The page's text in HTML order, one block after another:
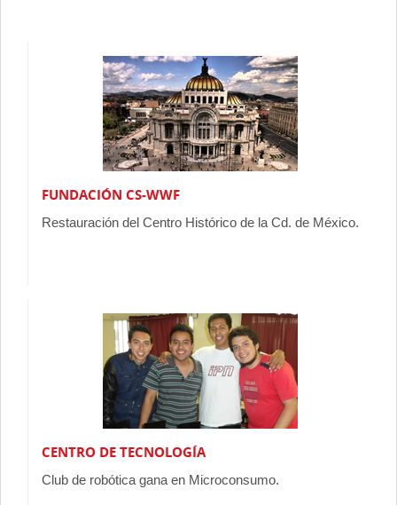
FUNDACIÓN CS-WWF
Restauración del Centro Histórico de la Cd. de México.
CENTRO DE TECNOLOGÍA
Club de robótica gana en Microconsumo.